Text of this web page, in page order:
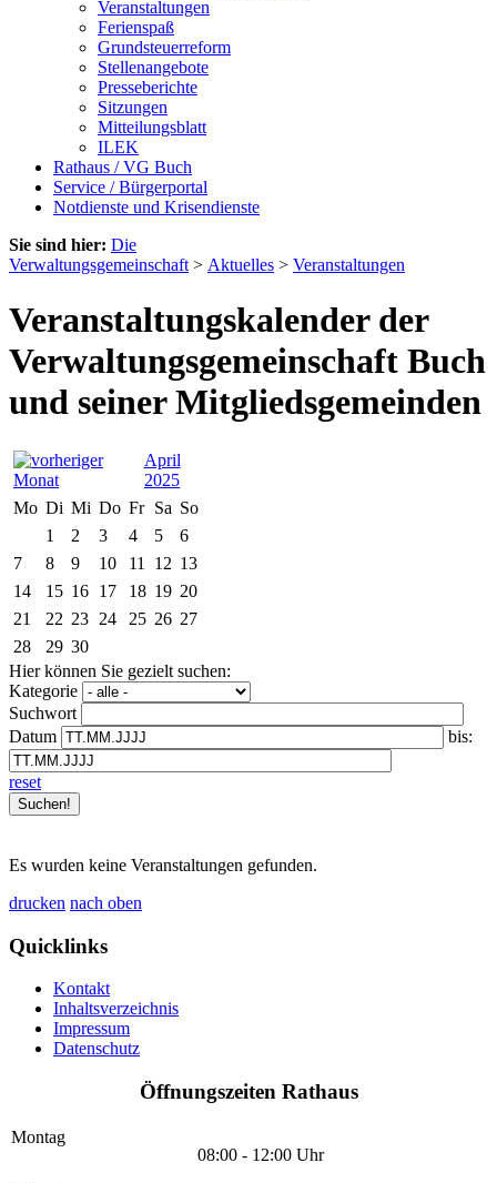
Veranstaltungen
Ferienspaß
Grundsteuerreform
Stellenangebote
Presseberichte
Sitzungen
Mitteilungsblatt
ILEK
Rathaus / VG Buch
Service / Bürgerportal
Notdienste und Krisendienste
Sie sind hier: Die
Verwaltungsgemeinschaft > Aktuelles > Veranstaltungen
Veranstaltungskalender der
Verwaltungsgemeinschaft Buch
und seiner Mitgliedsgemeinden
April
2025
Mo Di Mi Do Fr Sa So
1
2 3 4 5
6
7
8 9 10 11 12 13
14
15 16 17 18 19 20
21
22 23 24 25 26 27
28
29 30
Hier können Sie gezielt suchen:
Kategorie
Suchwort
Datum
bis:
reset
Es wurden keine Veranstaltungen gefunden.
drucken nach oben
Quicklinks
Kontakt
Inhaltsverzeichnis
Impressum
Datenschutz
Öffnungszeiten Rathaus
Montag
08:00 - 12:00 Uhr